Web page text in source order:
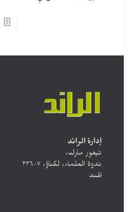
إدارة الرائد
تيغور مارك،
ندوة العلماء، لكناؤ، ۲۲٦۰۰۷
الهند